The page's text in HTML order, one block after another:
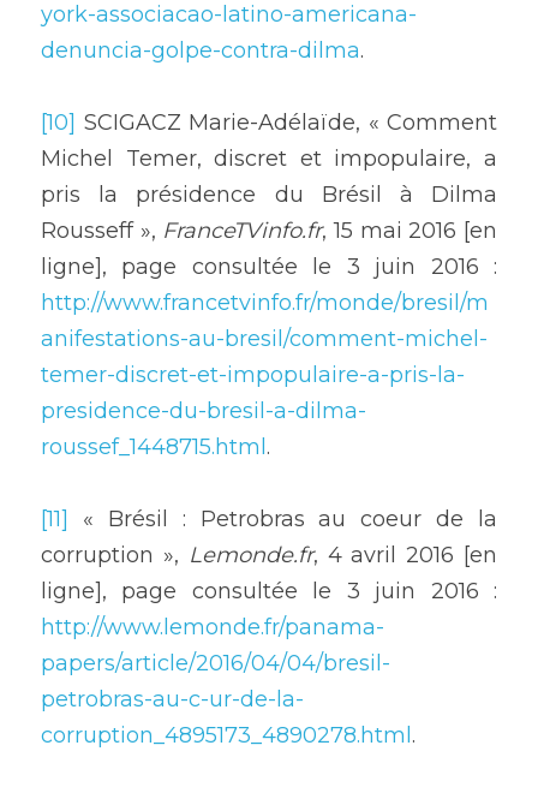
york-associacao-latino-americana-
denuncia-golpe-contra-dilma.
[10] SCIGACZ Marie-Adélaïde, « Comment
Michel Temer, discret et impopulaire, a
pris la présidence du Brésil à Dilma
Rousseff », FranceTVinfo.fr, 15 mai 2016 [en
http://www.francetvinfo.fr/monde/bresil/m
anifestations-au-bresil/comment-michel-
temer-discret-et-impopulaire-a-pris-la-
presidence-du-bresil-a-dilma-
roussef_1448715.html .
[11]
« Brésil : Petrobras au coeur de la
corruption », Lemonde.fr, 4 avril 2016 [en
http://www.lemonde.fr/panama-
papers/article/2016/04/04/bresil-
petrobras-au-c-ur-de-la-
corruption_4895173_4890278.html .